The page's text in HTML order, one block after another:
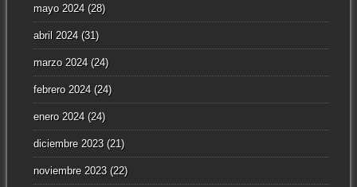
mayo 2024(28)
abril 2024(31)
marzo 2024(24)
febrero 2024(24)
enero 2024(24)
diciembre 2023(21)
noviembre 2023(22)